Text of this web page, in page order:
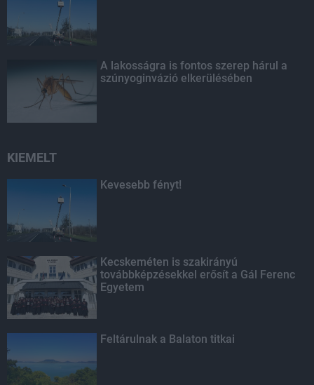
A lakosságra is fontos szerep hárul a
szúnyoginvázió elkerülésében
KIEMELT
Kevesebb fényt!
Kecskeméten is szakirányú
továbbképzésekkel erősít a Gál Ferenc
Egyetem
Feltárulnak a Balaton titkai